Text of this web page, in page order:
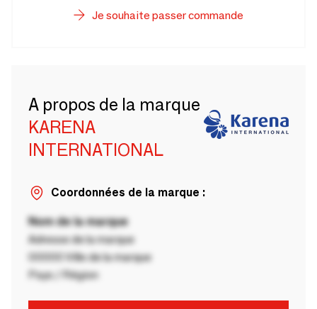
Je souhaite passer commande
A propos de la marque
KARENA
INTERNATIONAL
Coordonnées de la marque :
Nom de la marque
Adresse de la marque
00000 Ville de la marque
Pays / Région